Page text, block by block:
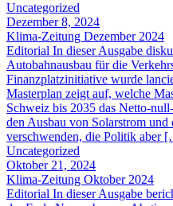
Uncategorized
Dezember 8, 2024
Klima-Zeitung Dezember 2024
Editorial In dieser Ausgabe
Autobahnausbau für die
Finanzplatzinitiative wurde
Masterplan zeigt auf, welche
Schweiz bis 2035 das Netto-
den Ausbau von Solarstrom
verschwenden, die Politik aber
Uncategorized
Oktober 21, 2024
Klima-Zeitung Oktober 2024
Editorial In dieser Ausgabe